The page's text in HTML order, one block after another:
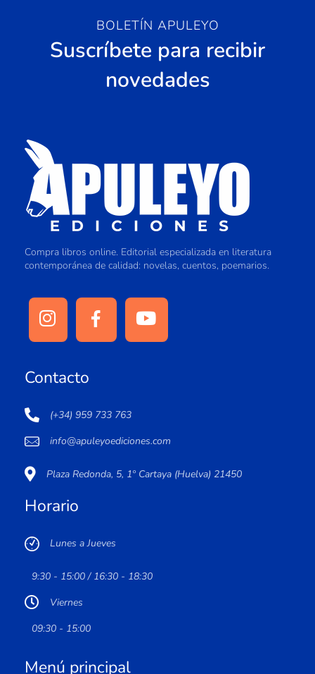
BOLETÍN APULEYO
Suscríbete para recibir
novedades
Compra libros online. Editorial especializada en literatura
contemporánea de calidad: novelas, cuentos, poemarios.
Contacto
(+34) 959 733 763
info@apuleyoediciones.com
Plaza Redonda, 5, 1º Cartaya (Huelva) 21450
Horario
Lunes a Jueves
9:30 - 15:00 / 16:30 - 18:30
Viernes
09:30 - 15:00
Menú principal